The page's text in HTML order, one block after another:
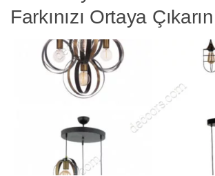
Farkınızı Ortaya Çıkarın